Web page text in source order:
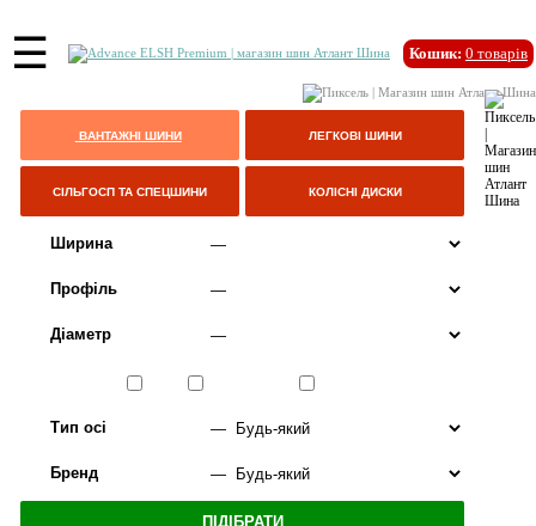
☰ Кошик: 0 товарів
ВАНТАЖНІ ШИНИ ЛЕГКОВІ ШИНИ
СІЛЬГОСП ТА СПЕЦШИНИ КОЛІСНІ ДИСКИ
Ширина
Профіль
Діаметр
Тип осі
Бренд